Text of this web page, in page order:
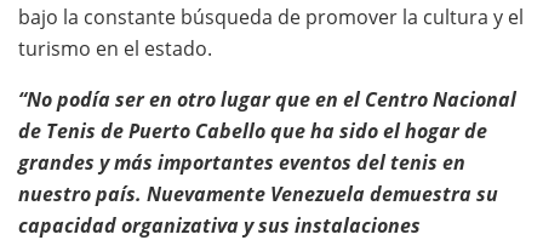
bajo la constante búsqueda de promover la cultura y el
turismo en el estado.
“No podía ser en otro lugar que en el Centro Nacional
de Tenis de Puerto Cabello que ha sido el hogar de
grandes y más importantes eventos del tenis en
nuestro país. Nuevamente Venezuela demuestra su
capacidad organizativa y sus instalaciones